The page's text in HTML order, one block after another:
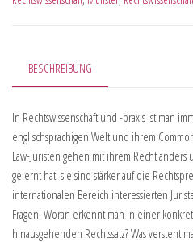
BESCHREIBUNG
In Rechtswissenschaft und -praxis ist man
englischsprachigen Welt und ihrem
Law-Juristen gehen mit ihrem Recht anders
gelernt hat; sie sind stärker auf die
internationalen Bereich interessierten
Fragen: Woran erkennt man in einer
hinausgehenden Rechtssatz? Was versteht